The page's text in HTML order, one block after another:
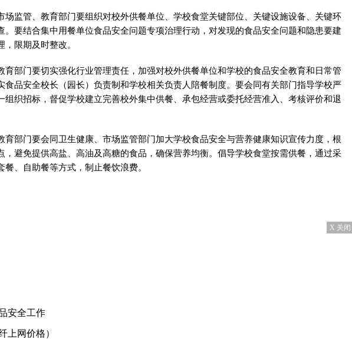
场监管、教育部门要组织对校外供餐单位、学校食堂关键部位、关键设施设备、关键环
。要结合集中用餐单位食品安全问题专项治理行动，对发现的食品安全问题和隐患要建
限期及时整改。
育部门要切实强化行业管理责任，加强对校外供餐单位和学校的食品安全教育和日常管
食品安全校长（园长）负责制和学校相关负责人陪餐制度。要会同有关部门指导学校严
组织招标，督促学校建立完善校外集中供餐、承包经营或委托经营准入、考核评价和退
育部门要会同卫生健康、市场监管部门加大学校食品安全与营养健康知识宣传力度，根
，避免提供高盐、高油及高糖的食品，确保营养均衡。倡导学校食堂按需供餐，通过采
、自助餐等方式，制止餐饮浪费。
X 关闭
安全工作
上网价格）